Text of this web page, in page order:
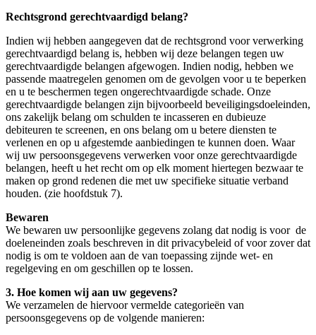
Rechtsgrond gerechtvaardigd belang?
Indien wij hebben aangegeven dat de rechtsgrond voor verwerking
gerechtvaardigd belang is, hebben wij deze belangen tegen uw
gerechtvaardigde belangen afgewogen. Indien nodig, hebben we
passende maatregelen genomen om de gevolgen voor u te beperken
en u te beschermen tegen ongerechtvaardigde schade. Onze
gerechtvaardigde belangen zijn bijvoorbeeld beveiligingsdoeleinden,
ons zakelijk belang om schulden te incasseren en dubieuze
debiteuren te screenen, en ons belang om u betere diensten te
verlenen en op u afgestemde aanbiedingen te kunnen doen. Waar
wij uw persoonsgegevens verwerken voor onze gerechtvaardigde
belangen, heeft u het recht om op elk moment hiertegen bezwaar te
maken op grond redenen die met uw specifieke situatie verband
houden. (zie hoofdstuk 7).
Bewaren
We bewaren uw persoonlijke gegevens zolang dat nodig is voor de
doeleneinden zoals beschreven in dit privacybeleid of voor zover dat
nodig is om te voldoen aan de van toepassing zijnde wet- en
regelgeving en om geschillen op te lossen.
3. Hoe komen wij aan uw gegevens?
We verzamelen de hiervoor vermelde categorieën van
persoonsgegevens op de volgende manieren: